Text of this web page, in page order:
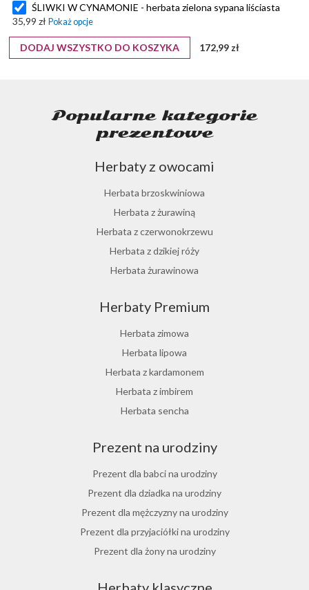
ŚLIWKI W CYNAMONIE - herbata zielona sypana liściasta
35,99 zł
DODAJ WSZYSTKO DO KOSZYKA 172,99 zł
Popularne kategorie
prezentowe
Herbaty z owocami
Herbata brzoskwiniowa
Herbata z żurawiną
Herbata z czerwonokrzewu
Herbata z dzikiej róży
Herbata żurawinowa
Ostrokrzew paragwajski
Hibiskus herbata
Herbata różana
Herbata z lukrecji
Herbata z rokitnika
Herbata jesienna
Herbaty Premium
Herbata zimowa
Herbata lipowa
Herbata z kardamonem
Herbata z imbirem
Herbata sencha
Herbata jaśminowa
Herbata jasminowa
Herbata rumiankowa
Koper włoski herbata
Herbata z goździkami
Herbata z cynamonem
Prezent na urodziny
Prezent dla babci na urodziny
Prezent dla dziadka na urodziny
Prezent dla mężczyzny na urodziny
Prezent dla przyjaciółki na urodziny
Prezent dla żony na urodziny